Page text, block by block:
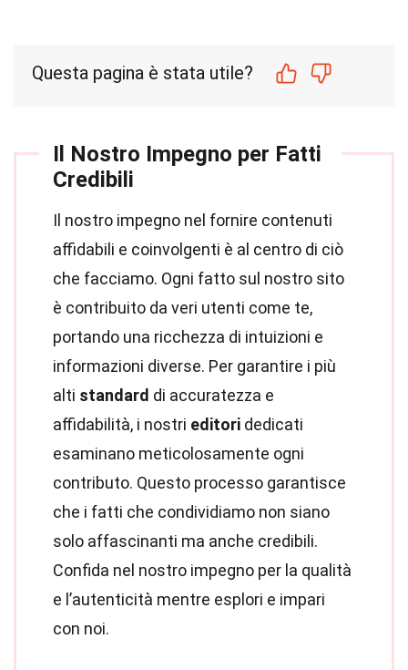
Questa pagina è stata utile?
Il Nostro Impegno per Fatti
Credibili
Il nostro impegno nel fornire contenuti
affidabili e coinvolgenti è al centro di ciò
che facciamo. Ogni fatto sul nostro sito
è contribuito da veri utenti come te,
portando una ricchezza di intuizioni e
informazioni diverse. Per garantire i più
alti standard di accuratezza e
affidabilità, i nostri editori dedicati
esaminano meticolosamente ogni
contributo. Questo processo garantisce
che i fatti che condividiamo non siano
solo affascinanti ma anche credibili.
Confida nel nostro impegno per la qualità
e l’autenticità mentre esplori e impari
con noi.